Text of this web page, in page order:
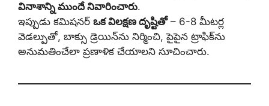
వినాశాన్ని ముందే నివారించారు.
ఇప్పుడు కమిషనర్ ఒక విలక్షణ దృష్టితో– 6-8 మీటర్ల
వెడల్పుతో, బాక్సు డ్రెయిన్‌ను నిర్మించి, పైపైన ట్రాఫిక్‌ను
అనుమతించేలా ప్రణాళిక చేయాలని సూచించారు.